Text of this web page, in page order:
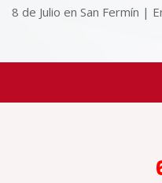
8 de Julio en San Fermín |